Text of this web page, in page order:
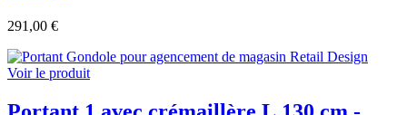
291,00 €
Voir le produit